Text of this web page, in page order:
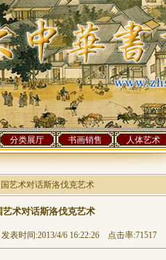
分类展厅 书画销售 人体艺术
艺术对话斯洛伐克艺术
艺术对话斯洛伐克艺术
表时间:2013/4/6 16:22:26 点击率:71517